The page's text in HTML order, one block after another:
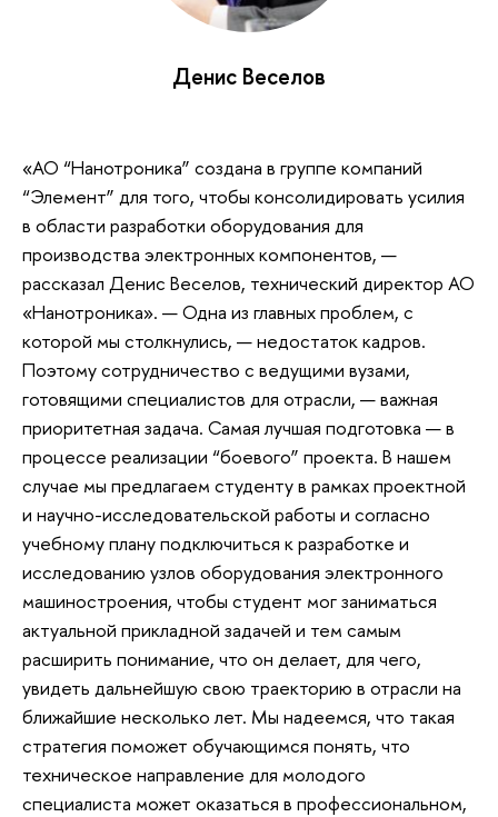
Денис Веселов
«АО “Нанотроника” создана в группе компаний
“Элемент” для того, чтобы консолидировать усилия
в области разработки оборудования для
производства электронных компонентов, —
рассказал Денис Веселов, технический директор АО
«Нанотроника». — Одна из главных проблем, с
которой мы столкнулись, — недостаток кадров.
Поэтому сотрудничество с ведущими вузами,
готовящими специалистов для отрасли, — важная
приоритетная задача. Самая лучшая подготовка — в
процессе реализации “боевого” проекта. В нашем
случае мы предлагаем студенту в рамках проектной
и научно-исследовательской работы и согласно
учебному плану подключиться к разработке и
исследованию узлов оборудования электронного
машиностроения, чтобы студент мог заниматься
актуальной прикладной задачей и тем самым
расширить понимание, что он делает, для чего,
увидеть дальнейшую свою траекторию в отрасли на
ближайшие несколько лет. Мы надеемся, что такая
стратегия поможет обучающимся понять, что
техническое направление для молодого
специалиста может оказаться в профессиональном,